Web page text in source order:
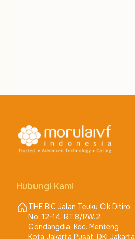
Hubungi Kami
THE BIC Jalan Teuku Cik Ditiro
No. 12-14, RT.8/RW.2
Gondangdia, Kec. Menteng
Kota Jakarta Pusat, DKI Jakarta